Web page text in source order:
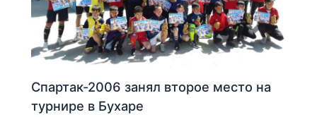
Спартак-2006 занял второе место на
турнире в Бухаре